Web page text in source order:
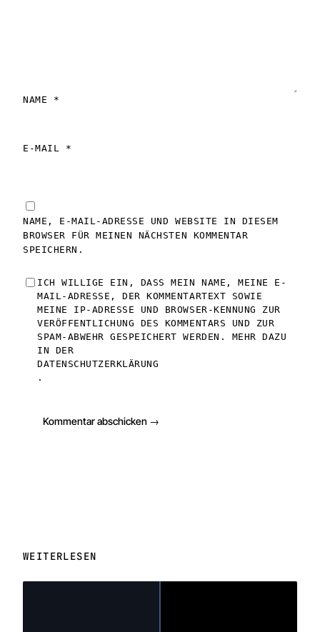
NAME *
E-MAIL *
NAME, E-MAIL-ADRESSE UND WEBSITE IN DIESEM
BROWSER FÜR MEINEN NÄCHSTEN KOMMENTAR
SPEICHERN.
ICH WILLIGE EIN, DASS MEIN NAME, MEINE E-
MAIL-ADRESSE, DER KOMMENTARTEXT SOWIE
MEINE IP-ADRESSE UND BROWSER-KENNUNG ZUR
VERÖFFENTLICHUNG DES KOMMENTARS UND ZUR
SPAM-ABWEHR GESPEICHERT WERDEN. MEHR DAZU
IN DER
DATENSCHUTZERKLÄRUNG
.
Kommentar abschicken →
WEITERLESEN